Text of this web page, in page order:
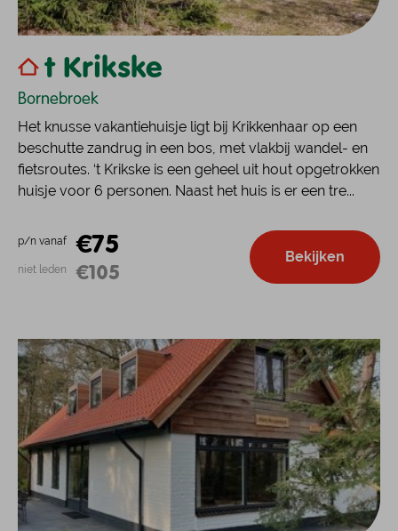
t Krikske
Bornebroek
Het knusse vakantiehuisje ligt bij Krikkenhaar op een
beschutte zandrug in een bos, met vlakbij wandel- en
fietsroutes. ‘t Krikske is een geheel uit hout opgetrokken
huisje voor 6 personen. Naast het huis is er een tre...
p/n vanaf €75
niet leden €105
Bekijken